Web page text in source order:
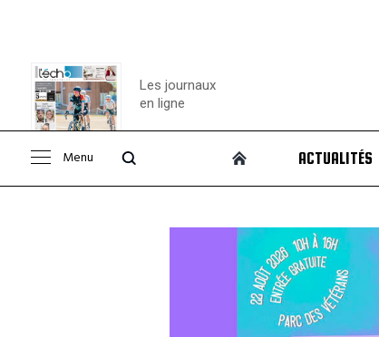
Consulter le
Les journaux
en ligne
Menu ACTUALITÉS